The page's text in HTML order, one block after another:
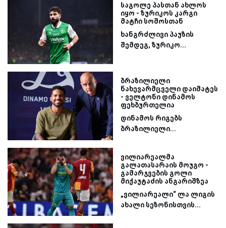
საგოლე პასთან ახლოს
იყო - ზურიკოს კარგი
მატჩი სოშოსთან
ხანგრძლივი პაუზის
შემდეგ, ზურიკო...
ბრაზილიელი
ნახევარმცველი დაიმატეს
- ველტონი დინამოს
ფეხბურთელია
დინამოს რიგებს
ბრაზილიელი...
ვილიარეალმა
გალათასარაის მოუგო -
გამარჯვების გოლი
მიქაუტაძის ანგარიშზეა
„ვილიარეალი“ ლა ლიგის
ახალი სეზონისთვის...